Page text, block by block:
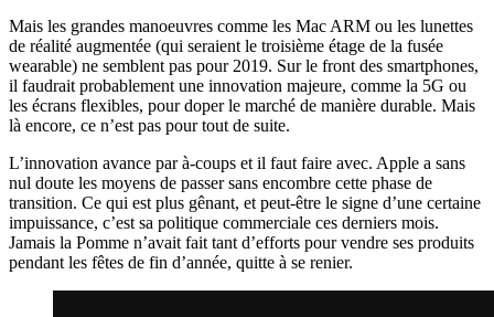
Mais les grandes manoeuvres comme les Mac ARM ou les lunettes
de réalité augmentée (qui seraient le troisième étage de la fusée
wearable) ne semblent pas pour 2019. Sur le front des smartphones,
il faudrait probablement une innovation majeure, comme la 5G ou
les écrans flexibles, pour doper le marché de manière durable. Mais
là encore, ce n’est pas pour tout de suite.
L’innovation avance par à-coups et il faut faire avec. Apple a sans
nul doute les moyens de passer sans encombre cette phase de
transition. Ce qui est plus gênant, et peut-être le signe d’une certaine
impuissance, c’est sa politique commerciale ces derniers mois.
Jamais la Pomme n’avait fait tant d’efforts pour vendre ses produits
pendant les fêtes de fin d’année, quitte à se renier.